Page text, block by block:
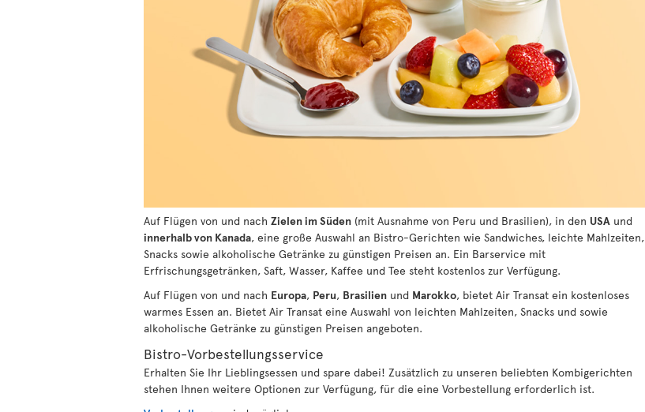
Auf Flügen von und nach Zielen im Süden (mit Ausnahme von Peru und Brasilien), in den USA und
innerhalb von Kanada, eine große Auswahl an Bistro-Gerichten wie Sandwiches, leichte Mahlzeiten,
Snacks sowie alkoholische Getränke zu günstigen Preisen an. Ein Barservice mit
Erfrischungsgetränken, Saft, Wasser, Kaffee und Tee steht kostenlos zur Verfügung.
Auf Flügen von und nach Europa, Peru, Brasilien und Marokko, bietet Air Transat ein kostenloses
warmes Essen an. Bietet Air Transat eine Auswahl von leichten Mahlzeiten, Snacks und sowie
alkoholische Getränke zu günstigen Preisen angeboten.
Bistro-Vorbestellungsservice
Erhalten Sie Ihr Lieblingsessen und spare dabei! Zusätzlich zu unseren beliebten Kombigerichten
stehen Ihnen weitere Optionen zur Verfügung, für die eine Vorbestellung erforderlich ist.